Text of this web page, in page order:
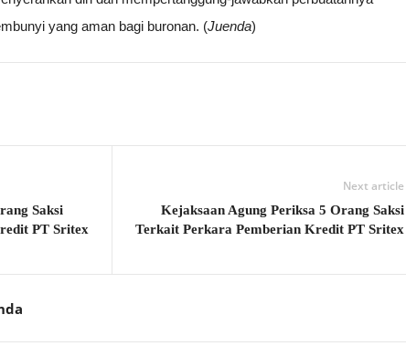
yang aman bagi buronan. (Juenda)
Saksi
PT Sritex
Next article
Kejaksaan Agung Periksa 5 Orang Saksi
Terkait Perkara Pemberian Kredit PT Sritex